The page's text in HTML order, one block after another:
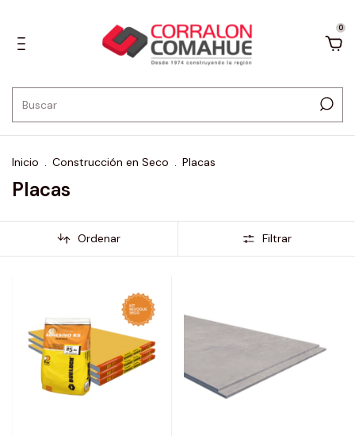
0
Inicio . Construcción en Seco . Placas
Placas
Ordenar Filtrar